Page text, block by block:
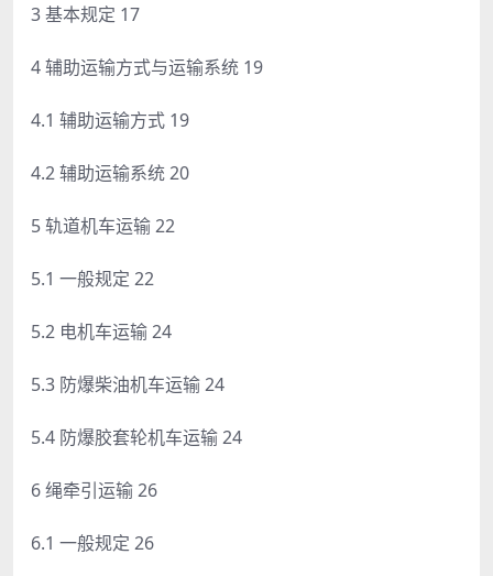
3 基本规定 17
4 辅助运输方式与运输系统 19
4.1 辅助运输方式 19
4.2 辅助运输系统 20
5 轨道机车运输 22
5.1 一般规定 22
5.2 电机车运输 24
5.3 防爆柴油机车运输 24
5.4 防爆胶套轮机车运输 24
6 绳牵引运输 26
6.1 一般规定 26